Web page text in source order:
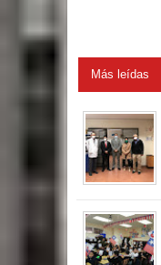
Más leídas